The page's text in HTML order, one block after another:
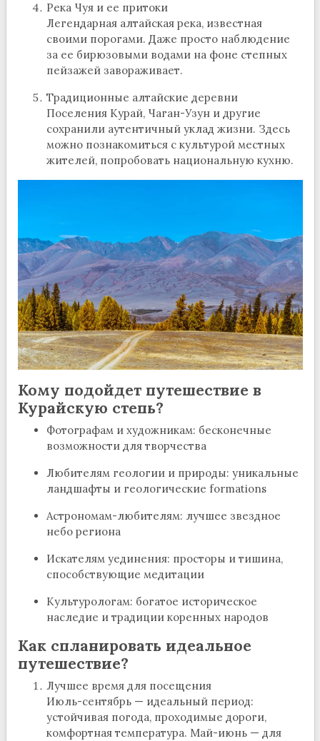
Река Чуя и ее притоки
Легендарная алтайская река, известная
своими порогами. Даже просто наблюдение
за ее бирюзовыми водами на фоне степных
пейзажей завораживает.
Традиционные алтайские деревни
Поселения Курай, Чаган-Узун и другие
сохранили аутентичный уклад жизни. Здесь
можно познакомиться с культурой местных
жителей, попробовать национальную кухню.
Кому подойдет путешествие в
Курайскую степь?
Фотографам и художникам: бесконечные
возможности для творчества
Любителям геологии и природы: уникальные
ландшафты и геологические formations
Астрономам-любителям: лучшее звездное
небо региона
Искателям уединения: просторы и тишина,
способствующие медитации
Культурологам: богатое историческое
наследие и традиции коренных народов
Как спланировать идеальное
путешествие?
Лучшее время для посещения
Июль-сентябрь — идеальный период:
устойчивая погода, проходимые дороги,
комфортная температура. Май-июнь — для